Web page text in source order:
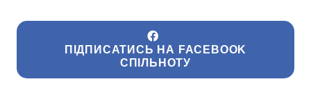
ПІДПИСАТИСЬ НА FACEBOOK
СПІЛЬНОТУ